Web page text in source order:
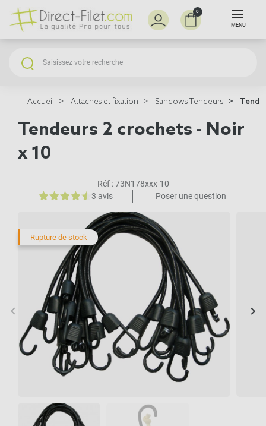
0
MENU
Accueil Attaches et fixation Sandows Tendeurs
Tendeurs 2 crochets - Noir
x 10
Réf :73N178xxx-10
3 avis
Poser une question
Rupture de stock
Précédent
keyboard_arrow_left keyboard_arrow_right